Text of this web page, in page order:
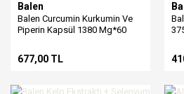
Balen
Balen Curcumin Kurkumin Ve
Piperin Kapsül 1380 Mg*60
677,00 TL